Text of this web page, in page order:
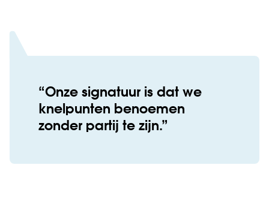
Onze signatuur is dat we
knelpunten benoemen
zonder partij te zijn.